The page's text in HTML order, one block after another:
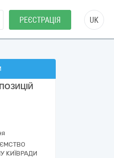
РЕЄСТРАЦІЯ UK
КИЇВРАДИ